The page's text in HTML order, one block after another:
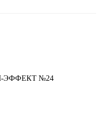
ЭФФЕКТ №24